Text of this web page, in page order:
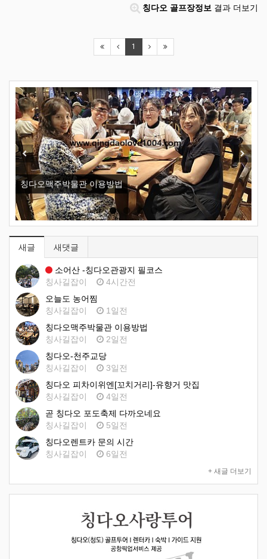
칭다오 골프장정보 결과 더보기
1
칭다오맥주박물관 이용방법
Previous Next
새글 새댓글
소어산 -칭다오관광지 필코스
칭사길잡이
4시간전
오늘도 농어찜
칭사길잡이
1일전
칭다오맥주박물관 이용방법
칭사길잡이
2일전
칭다오-천주교당
칭사길잡이
3일전
칭다오 피차이위엔[꼬치거리]-유향거 맛집
칭사길잡이
4일전
곧 칭다오 포도축제 다까오네요
칭사길잡이
5일전
칭다오렌트카 문의 시간
칭사길잡이
6일전
+ 새글 더보기